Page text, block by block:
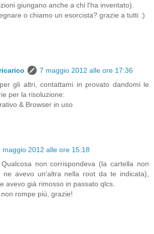
giungano anche a chi l'ha inventato).
o chiamo un esorcista? grazie a tutti :)
7 maggio 2012 alle ore 17:36
gli altri, contattami in provato dandomi le
per la risoluzione:
& Browser in uso
maggio 2012 alle ore 15:18
non corrispondeva (la cartella non
ne avevo un'altra nella root da te indicata),
avevo già rimosso in passato qlcs.
rompe più, grazie!